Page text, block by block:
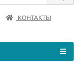
КОНТАКТЫ